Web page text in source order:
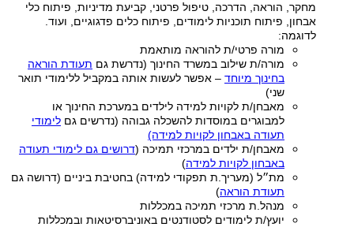
מחקר, הוראה, הדרכה, טיפול פרטני, קביעת מדיניות, פיתוח כלי
אבחון, פיתוח תוכניות לימודים, פיתוח כלים פדגוגיים, ועוד.
לדוגמה:
מורה פרטי/ת להוראה מותאמת
מורה/ת שילוב במשרד החינוך (נדרשת גם תעודת הוראה
בחינוך מיוחד – אפשר לעשות אותה במקביל ללימודי תואר
שני)
מאבחן/ת לקויות למידה לילדים במערכת החינוך או
למבוגרים במוסדות להשכלה גבוהה (נדרשים גם לימודי
תעודה באבחון לקויות למידה)
מאבחן/ת ילדים במרכזי תמיכה (דרושים גם לימודי תעודה
באבחון לקויות למידה)
מת״ל (מעריך.ת תפקודי למידה) בחטיבת ביניים (דרושה גם
תעודת הוראה)
מנהל.ת מרכזי תמיכה במכללות
יועץ/ת לימודים לסטודנטים באוניברסיטאות ובמכללות